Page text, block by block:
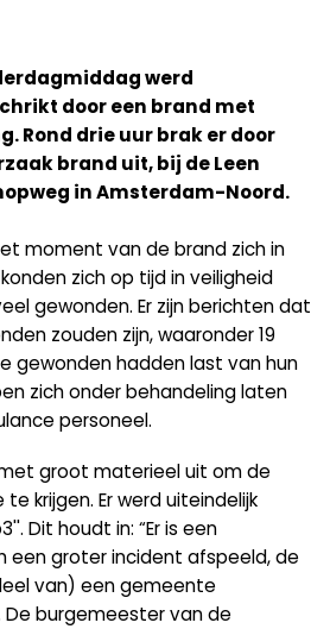
werd
door een brand met
Rond drie uur brak er door
brand uit, bij de Leen
in Amsterdam-Noord.
moment van de brand zich in
zich op tijd in veiligheid
gewonden. Er zijn berichten dat
zouden zijn, waaronder 19
gewonden hadden last van hun
zich onder behandeling laten
personeel.
groot materieel uit om de
krijgen. Er werd uiteindelijk
Dit houdt in: “Er is een
een groter incident afspeeld, de
van) een gemeente
burgemeester van de